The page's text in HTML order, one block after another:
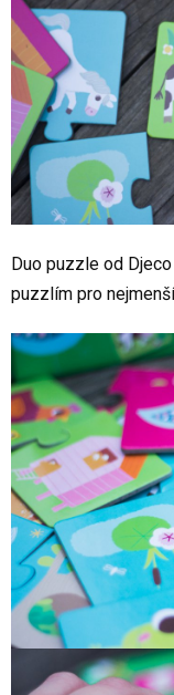
Duo puzzle od
puzzlím pro